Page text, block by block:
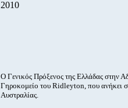
2010
Ο Γενικός Πρόξενος της Ελλάδας στην
Γηροκομείο του Ridleyton, που ανήκει
Αυστραλίας.